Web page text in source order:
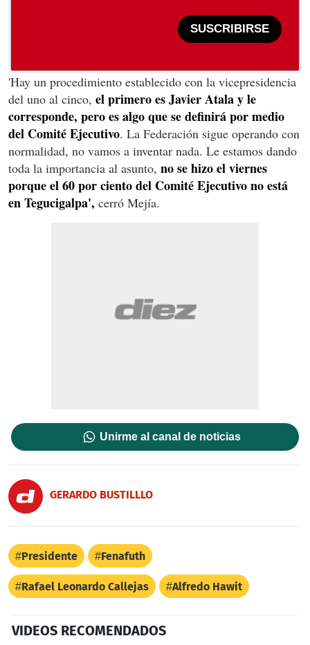
SUSCRIBIRSE
'Hay un procedimiento establecido con la vicepresidencia
del uno al cinco, el primero es Javier Atala y le
corresponde, pero es algo que se definirá por medio
del Comité Ejecutivo. La Federación sigue operando con
normalidad, no vamos a inventar nada. Le estamos dando
toda la importancia al asunto, no se hizo el viernes
porque el 60 por ciento del Comité Ejecutivo no está
en Tegucigalpa', cerró Mejía.
Unirme al canal de noticias
GERARDO BUSTILLLO
Presidente Fenafuth
Rafael Leonardo Callejas Alfredo Hawit
VIDEOS RECOMENDADOS